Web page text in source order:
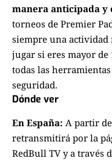
manera anticipada y
torneos de Premier
siempre una actividad
jugar si eres mayor de
todas las
seguridad.
Dónde ver
En España: A partir
retransmitirá por la
RedBull TV y a través